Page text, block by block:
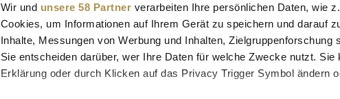
Wir und unsere 58 Partner verarbeiten Ihre persönlichen Daten, wie
Cookies, um Informationen auf Ihrem Gerät zu speichern und darauf
Inhalte, Messungen von Werbung und Inhalten,
Sie entscheiden darüber, wer Ihre Daten für welche Zwecke nutzt.
Erklärung oder durch Klicken auf das Privacy Trigger Symbol ändern